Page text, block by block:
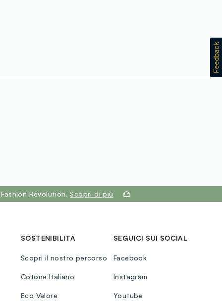
Revolution. Scopri di più
SOSTENIBILITÀ
Scopri il nostro percorso
Cotone Italiano
Eco Valore
SEGUICI SUI SOCIAL
Facebook
Instagram
Youtube